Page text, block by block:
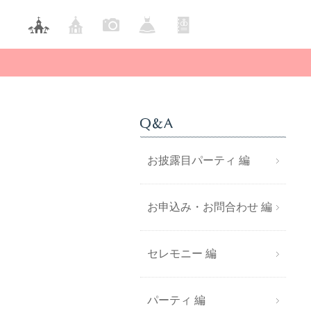
お披露目パーティ 編
お申込み・お問合わせ 編
セレモニー 編
パーティ 編